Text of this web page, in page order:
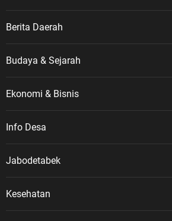
Berita Daerah
Budaya & Sejarah
Ekonomi & Bisnis
Info Desa
Jabodetabek
Kesehatan